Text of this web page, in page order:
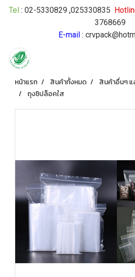
Tel : 02-5330829 ,025330835
3768669
E-mail:
หน้าแรก สินค้าทั้งหมด
สินค้าอื่นๆ
ถุงซิปล็อคใส